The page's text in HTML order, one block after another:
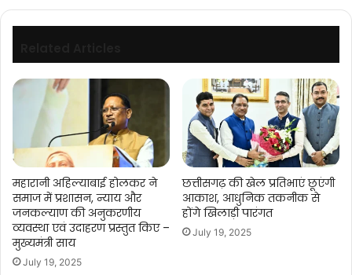
रोहित
का
महारानी अहिल्याबाई होलकर ने
समाज में प्रशासन, न्याय और
जनकल्याण की अनुकरणीय
व्यवस्था एवं उदाहरण प्रस्तुत किए –
मुख्यमंत्री साय
July 19, 2025
छत्तीसगढ़ की खेल प्रतिभाएं छूएंगी
आकाश, आधुनिक तकनीक से
होंगे खिलाड़ी पारंगत
July 19, 2025